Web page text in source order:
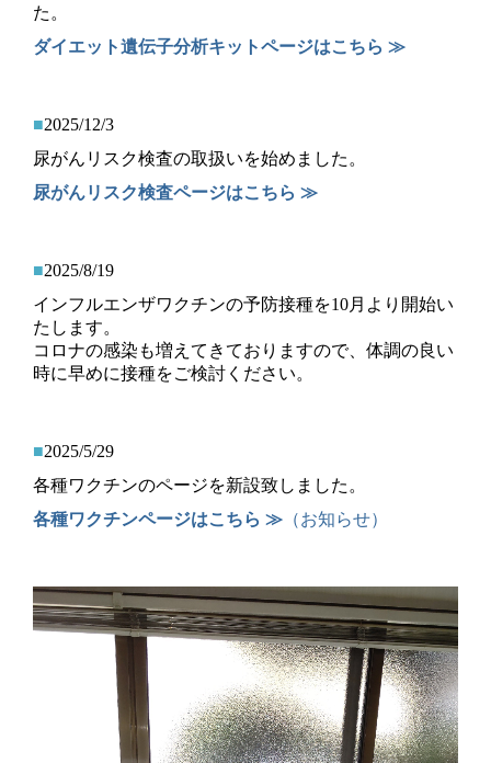
た。
ダイエット遺伝子分析キットページはこちら ≫
■2025/12/3
尿がんリスク検査の取扱いを始めました。
尿がんリスク検査ページはこちら ≫
■2025/8/19
インフルエンザワクチンの予防接種を10月より開始い
たします。
コロナの感染も増えてきておりますので、体調の良い
時に早めに接種をご検討ください。
■2025/5/29
各種ワクチンのページを新設致しました。
各種ワクチンページはこちら ≫ （お知らせ）